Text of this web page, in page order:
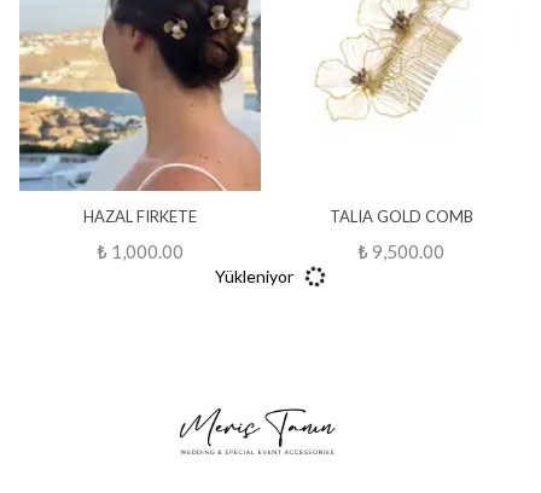
HAZAL FIRKETE
₺ 1,000.00
TALIA GOLD COMB
₺ 9,500.00
Yükleniyor